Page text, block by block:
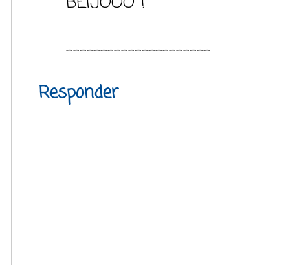
---------------------
Responder